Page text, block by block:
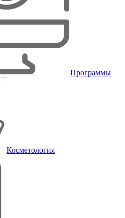
Программы
Косметология